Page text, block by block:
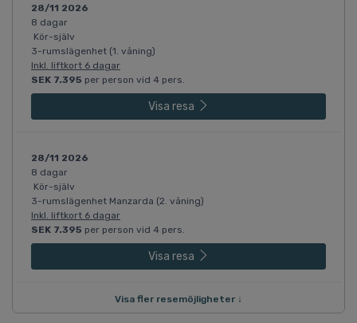
28/11 2026
8 dagar
Kör-själv
3-rumslägenhet (1. våning)
Inkl. liftkort 6 dagar
SEK 7.395 per person vid 4 pers.
Visa resa
28/11 2026
8 dagar
Kör-själv
3-rumslägenhet Manzarda (2. våning)
Inkl. liftkort 6 dagar
SEK 7.395 per person vid 4 pers.
Visa resa
Visa fler resemöjligheter ↓